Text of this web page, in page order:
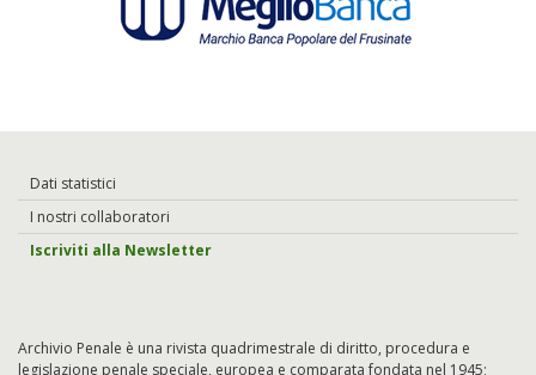
Dati statistici
I nostri collaboratori
Iscriviti alla Newsletter
Archivio Penale è una rivista quadrimestrale di diritto, procedura e
legislazione penale speciale, europea e comparata fondata nel 1945;